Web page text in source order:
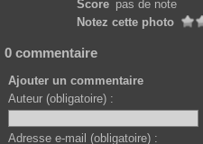
Score pas de note
Notez cette photo
0 commentaire
Ajouter un commentaire
Auteur (obligatoire) :
Adresse e-mail (obligatoire) :